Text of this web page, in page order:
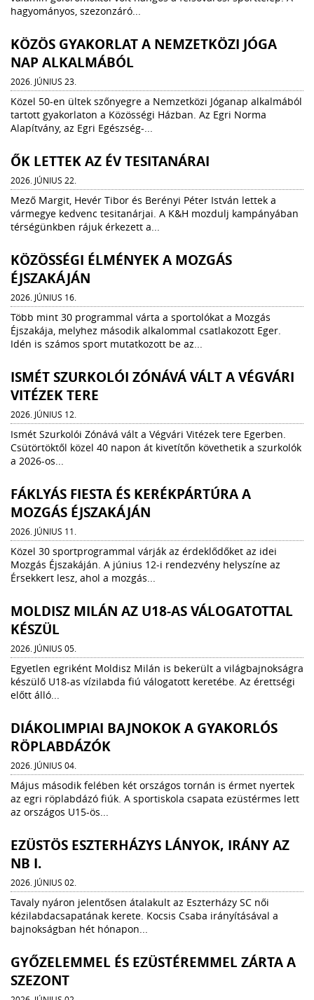
hagyományos, szezonzáró...
KÖZÖS GYAKORLAT A NEMZETKÖZI JÓGA
NAP ALKALMÁBÓL
2026. JÚNIUS 23.
Közel 50-en ültek szőnyegre a Nemzetközi Jóganap alkalmából
tartott gyakorlaton a Közösségi Házban. Az Egri Norma
Alapítvány, az Egri Egészség-...
ŐK LETTEK AZ ÉV TESITANÁRAI
2026. JÚNIUS 22.
Mező Margit, Hevér Tibor és Berényi Péter István lettek a
vármegye kedvenc tesitanárjai. A K&H mozdulj kampányában
térségünkben rájuk érkezett a...
KÖZÖSSÉGI ÉLMÉNYEK A MOZGÁS
ÉJSZAKÁJÁN
2026. JÚNIUS 16.
Több mint 30 programmal várta a sportolókat a Mozgás
Éjszakája, melyhez második alkalommal csatlakozott Eger.
Idén is számos sport mutatkozott be az...
ISMÉT SZURKOLÓI ZÓNÁVÁ VÁLT A VÉGVÁRI
VITÉZEK TERE
2026. JÚNIUS 12.
Ismét Szurkolói Zónává vált a Végvári Vitézek tere Egerben.
Csütörtöktől közel 40 napon át kivetítőn követhetik a szurkolók
a 2026-os...
FÁKLYÁS FIESTA ÉS KERÉKPÁRTÚRA A
MOZGÁS ÉJSZAKÁJÁN
2026. JÚNIUS 11.
Közel 30 sportprogrammal várják az érdeklődőket az idei
Mozgás Éjszakáján. A június 12-i rendezvény helyszíne az
Érsekkert lesz, ahol a mozgás...
MOLDISZ MILÁN AZ U18-AS VÁLOGATOTTAL
KÉSZÜL
2026. JÚNIUS 05.
Egyetlen egriként Moldisz Milán is bekerült a világbajnokságra
készülő U18-as vízilabda fiú válogatott keretébe. Az érettségi
előtt álló...
DIÁKOLIMPIAI BAJNOKOK A GYAKORLÓS
RÖPLABDÁZÓK
2026. JÚNIUS 04.
Május második felében két országos tornán is érmet nyertek
az egri röplabdázó fiúk. A sportiskola csapata ezüstérmes lett
az országos U15-ös...
EZÜSTÖS ESZTERHÁZYS LÁNYOK, IRÁNY AZ
NB I.
2026. JÚNIUS 02.
Tavaly nyáron jelentősen átalakult az Eszterházy SC női
kézilabdacsapatának kerete. Kocsis Csaba irányításával a
bajnokságban hét hónapon...
GYŐZELEMMEL ÉS EZÜSTÉREMMEL ZÁRTA A
SZEZONT